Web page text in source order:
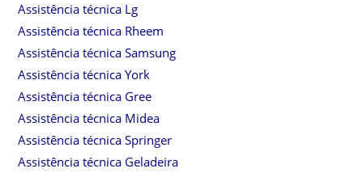
Assistência técnica Lg
Assistência técnica Rheem
Assistência técnica Samsung
Assistência técnica York
Assistência técnica Gree
Assistência técnica Midea
Assistência técnica Springer
Assistência técnica Geladeira